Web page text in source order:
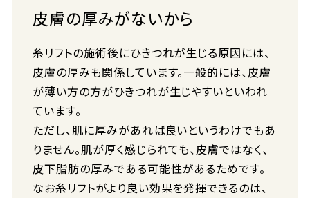
皮膚の厚みがないから
糸リフトの施術後にひきつれが生じる原因には、
皮膚の厚みも関係しています。一般的には、皮膚
が薄い方の方がひきつれが生じやすいといわれ
ています。
ただし、肌に厚みがあれば良いというわけでもあ
りません。肌が厚く感じられても、皮膚ではなく、
皮下脂肪の厚みである可能性があるためです。
なお糸リフトがより良い効果を発揮できるのは、